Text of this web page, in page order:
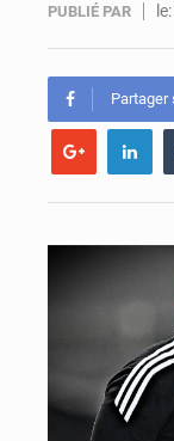
PUBLIÉ PAR le:
Partager